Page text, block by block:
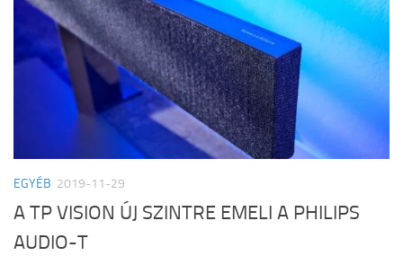
EGYÉB 2019-11-29
A TP VISION ÚJ SZINTRE EMELI A PHILIPS
AUDIO-T